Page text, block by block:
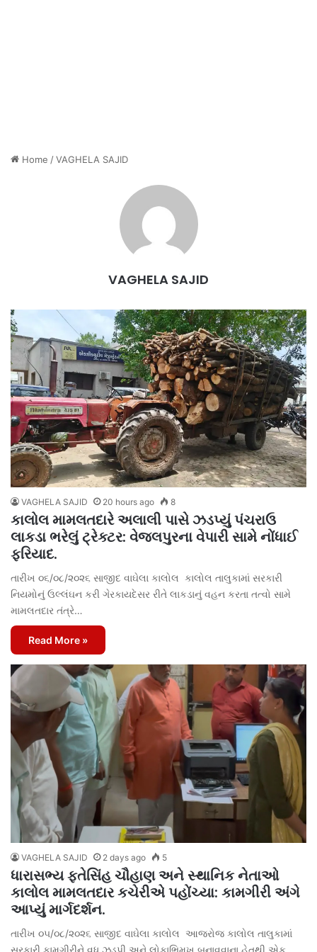
Home /VAGHELA SAJID
VAGHELA SAJID
VAGHELA SAJID 20 hours ago 8
કાલોલ મામલતદારે અલાલી પાસે ઝડપ્યું પંચરાઉ
લાકડા ભરેલું ટ્રેક્ટર: વેજલપુરના વેપારી સામે નોંધાઈ
ફરિયાદ.
તારીખ ૦૬/૦૮/૨૦૨૬ સાજીદ વાઘેલા કાલોલ કાલોલ તાલુકામાં સરકારી
નિયમોનું ઉલ્લંઘન કરી ગેરકાયદેસર રીતે લાકડાનું વહન કરતા તત્વો સામે
મામલતદાર તંત્રે…
Read More »
VAGHELA SAJID 2 days ago 5
ધારાસભ્ય ફતેસિંહ ચૌહાણ અને સ્થાનિક નેતાઓ
કાલોલ મામલતદાર કચેરીએ પહોંચ્યા: કામગીરી અંગે
આપ્યું માર્ગદર્શન.
તારીખ ૦૫/૦૮/૨૦૨૬ સાજીદ વાઘેલા કાલોલ આજરોજ કાલોલ તાલુકામાં
સરકારી કામગીરીને વધુ ઝડપી અને લોકાભિમુખ બનાવવાના હેતુથી એક